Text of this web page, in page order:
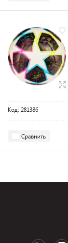
Код: 281386
Сравнить